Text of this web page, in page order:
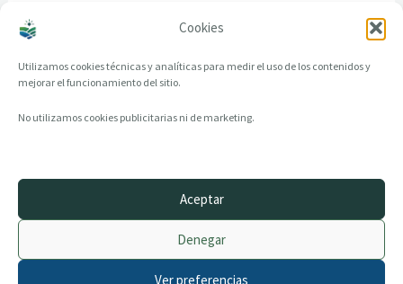
Cookies
Utilizamos cookies técnicas y analíticas para medir el uso de los contenidos y
mejorar el funcionamiento del sitio.
No utilizamos cookies publicitarias ni de marketing.
Aceptar
Denegar
Ver preferencias
Bande, Ourense capital y en el Palacio de Justicia.
© 2014–2026 creandotuprovincia.es · Todos los derechos reservados